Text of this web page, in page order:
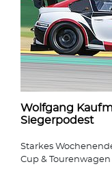
Wolfgang
Siegerpodest
Starkes
Cup & Tourenwagen